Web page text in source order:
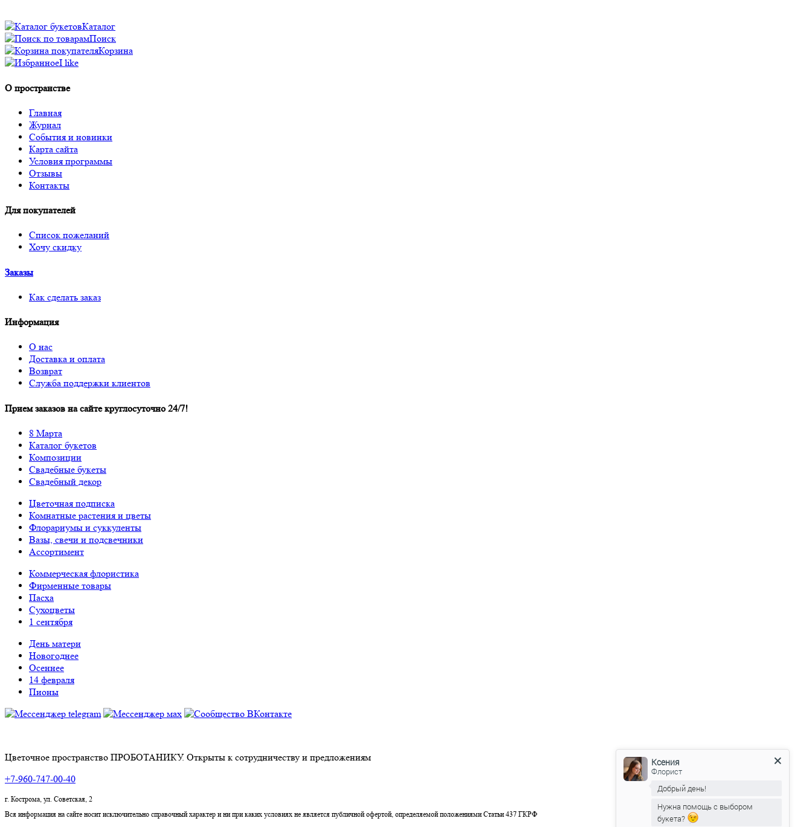
Каталог
Поиск
Корзина
I like
О пространстве
Главная
Журнал
События и новинки
Карта сайта
Условия программы
Отзывы
Контакты
Для покупателей
Список пожеланий
Хочу скидку
Заказы
Как сделать заказ
Информация
О нас
Доставка и оплата
Возврат
Служба поддержки клиентов
Прием заказов на сайте круглосуточно 24/7!
8 Марта
Каталог букетов
Композиции
Свадебные букеты
Свадебный декор
Цветочная подписка
Комнатные растения и цветы
Флорариумы и суккуленты
Вазы, свечи и подсвечники
Ассортимент
Коммерческая флористика
Фирменные товары
Пасха
Сухоцветы
1 сентября
День матери
Новогоднее
Осеннее
14 февраля
Пионы
Цветочное пространство ПРОБОТАНИКУ. Открыты к сотрудничеству и предложениям
+7-960-747-00-40
г. Кострома, ул. Советская, 2
Вся информация на сайте носит исключительно справочный характер и ни при каких условиях не является публичной офертой, определяемой положениями Статьи 437 ГКРФ
Ксения
Флорист
Добрый день!
Нужна помощь с выбором
букета?